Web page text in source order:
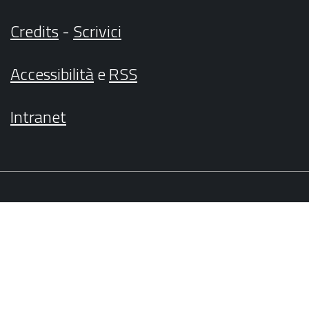
Credits- Scrivici
AccessibilitàeRSS
Intranet